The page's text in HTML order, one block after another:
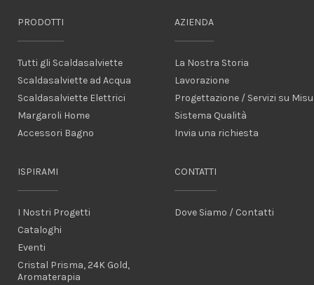
PRODOTTI
Tutti gli Scaldasalviette
Scaldasalviette ad Acqua
Scaldasalviette Elettrici
Margaroli Home
Accessori Bagno
AZIENDA
La Nostra Storia
Lavorazione
Progettazione / Servizi su
Sistema Qualità
Invia una richiesta
ISPIRAMI
I Nostri Progetti
Cataloghi
Eventi
Cristal Prisma, 24K Gold,
Aromaterapia
CONTATTI
Dove Siamo / Contatti